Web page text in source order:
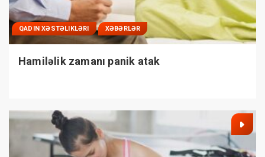
QADIN XƏSTƏLIKLƏRI XƏBƏRLƏR
Hamiləlik zamanı panik atak